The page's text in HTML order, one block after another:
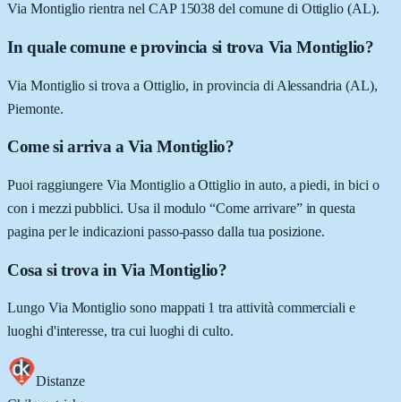
Via Montiglio rientra nel CAP 15038 del comune di Ottiglio (AL).
In quale comune e provincia si trova Via Montiglio?
Via Montiglio si trova a Ottiglio, in provincia di Alessandria (AL),
Piemonte.
Come si arriva a Via Montiglio?
Puoi raggiungere Via Montiglio a Ottiglio in auto, a piedi, in bici o
con i mezzi pubblici. Usa il modulo “Come arrivare” in questa
pagina per le indicazioni passo-passo dalla tua posizione.
Cosa si trova in Via Montiglio?
Lungo Via Montiglio sono mappati 1 tra attività commerciali e
luoghi d'interesse, tra cui luoghi di culto.
Distanze